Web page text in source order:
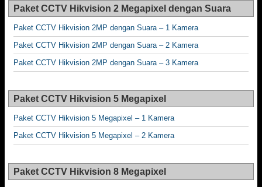
Paket CCTV Hikvision 2 Megapixel dengan Suara
Paket CCTV Hikvision 2MP dengan Suara – 1 Kamera
Paket CCTV Hikvision 2MP dengan Suara – 2 Kamera
Paket CCTV Hikvision 2MP dengan Suara – 3 Kamera
Paket CCTV Hikvision 5 Megapixel
Paket CCTV Hikvision 5 Megapixel – 1 Kamera
Paket CCTV Hikvision 5 Megapixel – 2 Kamera
Paket CCTV Hikvision 8 Megapixel